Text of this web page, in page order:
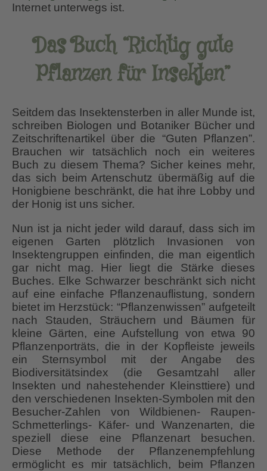
Internet unterwegs ist.
Das Buch “Richtig gute
Pflanzen für Insekten”
Seitdem das Insektensterben in aller Munde ist,
schreiben Biologen und Botaniker Bücher und
Zeitschriftenartikel über die “Guten Pflanzen”.
Brauchen wir tatsächlich noch ein weiteres
Buch zu diesem Thema? Sicher keines mehr,
das sich beim Artenschutz übermäßig auf die
Honigbiene beschränkt, die hat ihre Lobby und
der Honig ist uns sicher.
Nun ist ja nicht jeder wild darauf, dass sich im
eigenen Garten plötzlich Invasionen von
Insektengruppen einfinden, die man eigentlich
gar nicht mag. Hier liegt die Stärke dieses
Buches. Elke Schwarzer beschränkt sich nicht
auf eine einfache Pflanzenauflistung, sondern
bietet im Herzstück: “Pflanzenwissen” aufgeteilt
nach Stauden, Sträuchern und Bäumen für
kleine Gärten, eine Aufstellung von etwa 90
Pflanzenporträts, die in der Kopfleiste jeweils
ein Sternsymbol mit der Angabe des
Biodiversitätsindex (die Gesamtzahl aller
Insekten und nahestehender Kleinsttiere) und
den verschiedenen Insekten-Symbolen mit den
Besucher-Zahlen von Wildbienen- Raupen-
Schmetterlings- Käfer- und Wanzenarten, die
speziell diese eine Pflanzenart besuchen.
Diese Methode der Pflanzenempfehlung
ermöglicht es mir tatsächlich, beim Pflanzen